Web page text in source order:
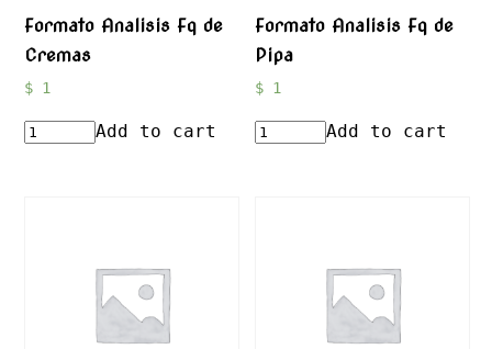
Formato Analisis Fq de
Cremas
$1
Add to cart
Formato Analisis Fq de
Pipa
$ 1
Add to cart